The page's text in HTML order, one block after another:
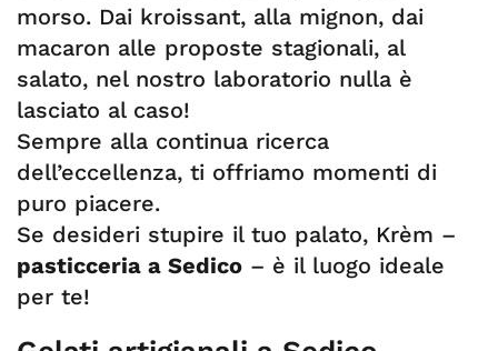
morso. Dai kroissant, alla mignon, dai
macaron alle proposte stagionali, al
salato, nel nostro laboratorio nulla è
lasciato al caso!
Sempre alla continua ricerca
dell’eccellenza, ti offriamo momenti di
puro piacere.
Se desideri stupire il tuo palato, Krèm –
pasticceria a Sedico – è il luogo ideale
per te!